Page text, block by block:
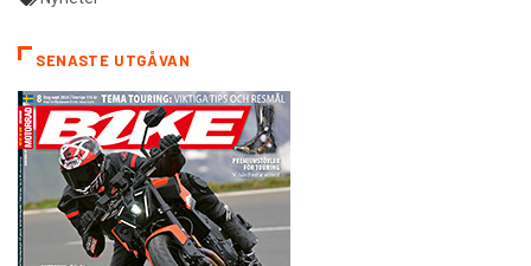
SENASTE UTGÅVAN